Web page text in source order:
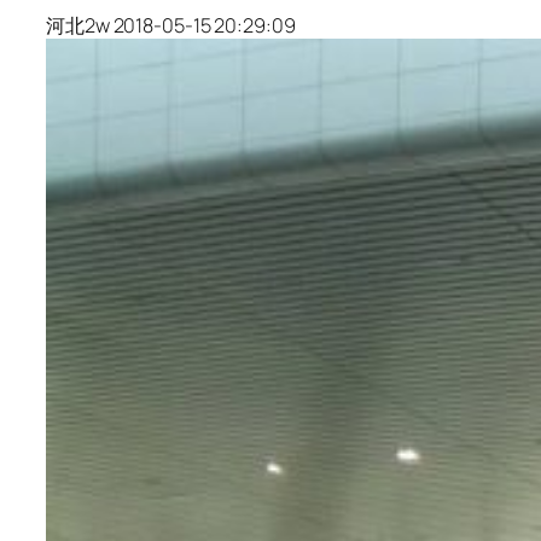
河北2w 2018-05-15 20:29:09